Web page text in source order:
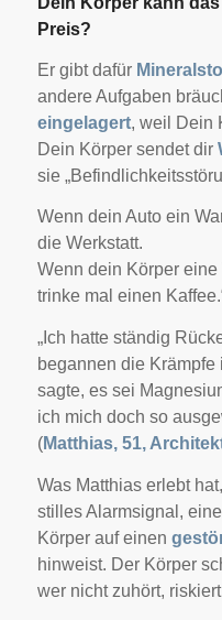
Preis?
Er gibt dafür
andere Aufgaben
eingelagert, weil Dein
Dein Körper sendet dir
sie
Wenn dein Auto ein
die Werkstatt.
Wenn dein Körper eine
trinke mal einen
„Ich hatte ständig
begannen die
sagte, es sei
ich mich doch so
(Matthias, 51,
Was Matthias erlebt
stilles Alarmsignal,
Körper auf einen
hinweist. Der Körper
wer nicht zuhört,